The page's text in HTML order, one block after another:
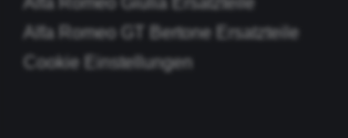
Alfa Romeo GT Bertone Ersatzteile
Cookie Einstellungen